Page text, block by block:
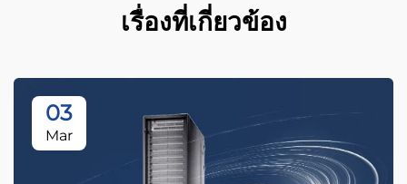
เรื่องที่เกี่ยวข้อง
03
Mar